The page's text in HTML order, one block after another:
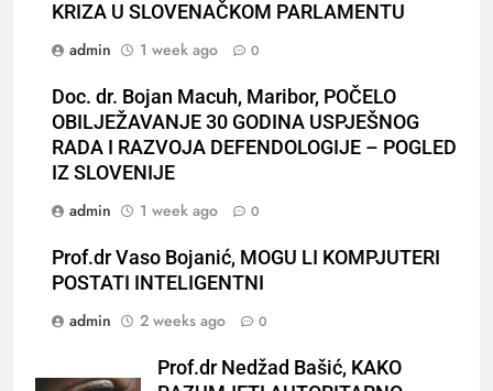
KRIZA U SLOVENAČKOM PARLAMENTU
admin
1 week ago 0
Doc. dr. Bojan Macuh, Maribor, POČELO
OBILJEŽAVANJE 30 GODINA USPJEŠNOG
RADA I RAZVOJA DEFENDOLOGIJE – POGLED
IZ SLOVENIJE
admin
1 week ago 0
Prof.dr Vaso Bojanić, MOGU LI KOMPJUTERI
POSTATI INTELIGENTNI
admin
2 weeks ago 0
Prof.dr Nedžad Bašić, KAKO